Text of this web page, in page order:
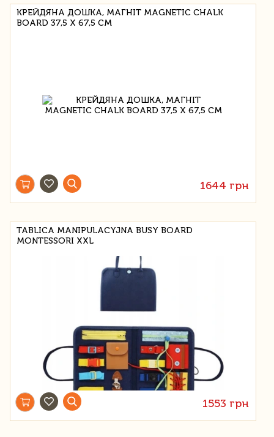
КРЕЙДЯНА ДОШКА, МАГНІТ MAGNETIC CHALK
BOARD 37,5 Х 67,5 СМ
1644 грн
TABLICA MANIPULACYJNA BUSY BOARD
MONTESSORI XXL
1553 грн